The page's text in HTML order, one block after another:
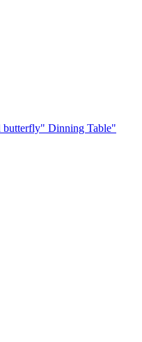
butterfly" Dinning Table"